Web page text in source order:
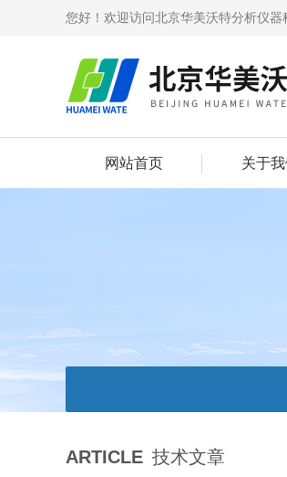
您好！欢迎访问北京华美沃特分析仪器
网站首页 关于
ARTICLE 技术文章